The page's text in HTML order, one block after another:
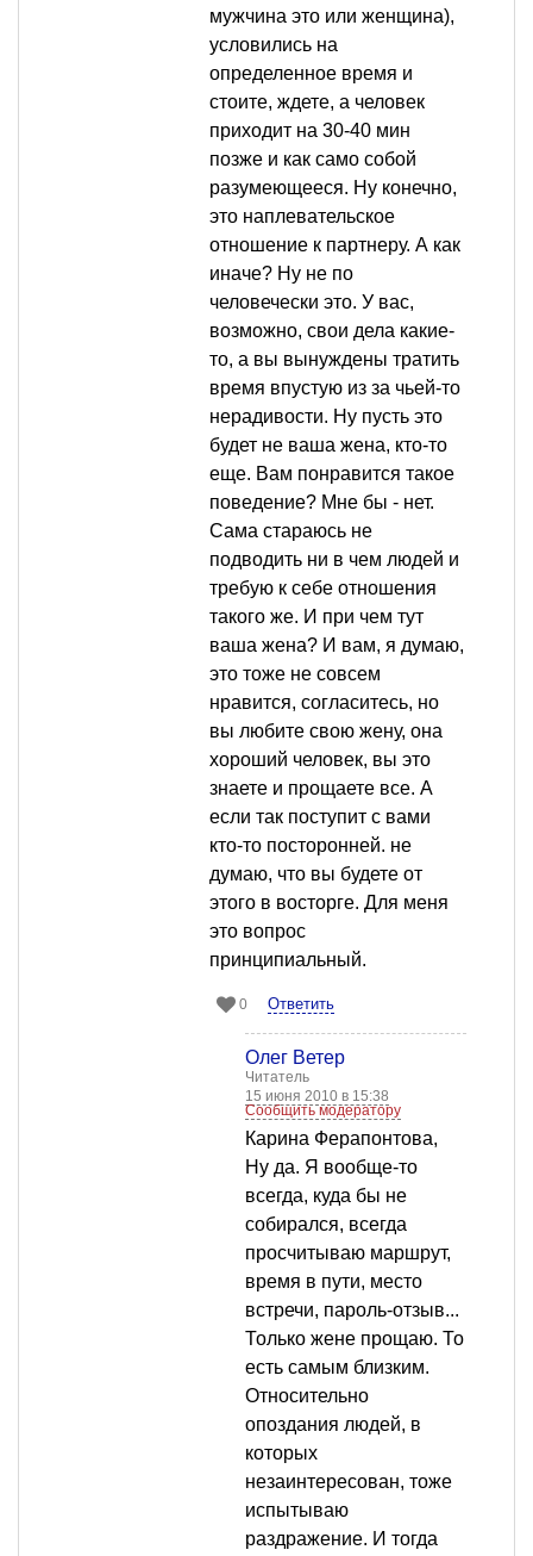
мужчина это или женщина),
условились на
определенное время и
стоите, ждете, а человек
приходит на 30-40 мин
позже и как само собой
разумеющееся. Ну конечно,
это наплевательское
отношение к партнеру. А как
иначе? Ну не по
человечески это. У вас,
возможно, свои дела какие-
то, а вы вынуждены тратить
время впустую из за чьей-то
нерадивости. Ну пусть это
будет не ваша жена, кто-то
еще. Вам понравится такое
поведение? Мне бы - нет.
Сама стараюсь не
подводить ни в чем людей и
требую к себе отношения
такого же. И при чем тут
ваша жена? И вам, я думаю,
это тоже не совсем
нравится, согласитесь, но
вы любите свою жену, она
хороший человек, вы это
знаете и прощаете все. А
если так поступит с вами
кто-то посторонней. не
думаю, что вы будете от
этого в восторге. Для меня
это вопрос
принципиальный.
0 Ответить
Олег Ветер
Читатель
15 июня 2010 в 15:38
Сообщить модератору
Карина Ферапонтова,
Ну да. Я вообще-то
всегда, куда бы не
собирался, всегда
просчитываю маршрут,
время в пути, место
встречи, пароль-отзыв...
Только жене прощаю. То
есть самым близким.
Относительно
опоздания людей, в
которых
незаинтересован, тоже
испытываю
раздражение. И тогда